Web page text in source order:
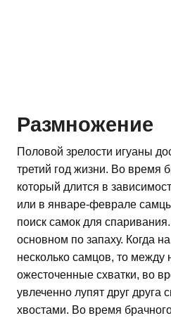
Размножение
Половой зрелости игуаны
третий год жизни. Во время
который длится в
или в январе-феврале
поиск самок для
основном по запаху. Когда
несколько самцов, то между
ожесточенные схватки, во
увлеченно лупят друг
хвостами. Во время